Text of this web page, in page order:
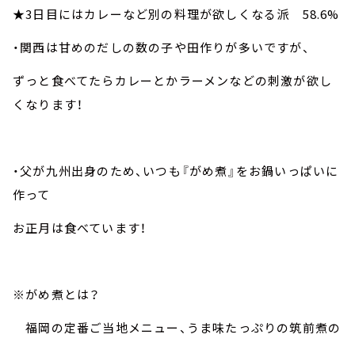
★3日目にはカレーなど別の料理が欲しくなる派 58.6%
・関西は甘めのだしの数の子や田作りが多いですが、
ずっと食べてたらカレーとかラーメンなどの刺激が欲し
くなります！
・父が九州出身のため、いつも『がめ煮』をお鍋いっぱいに
作って
お正月は食べています！
※がめ煮とは？
福岡の定番ご当地メニュー、うま味たっぷりの筑前煮の